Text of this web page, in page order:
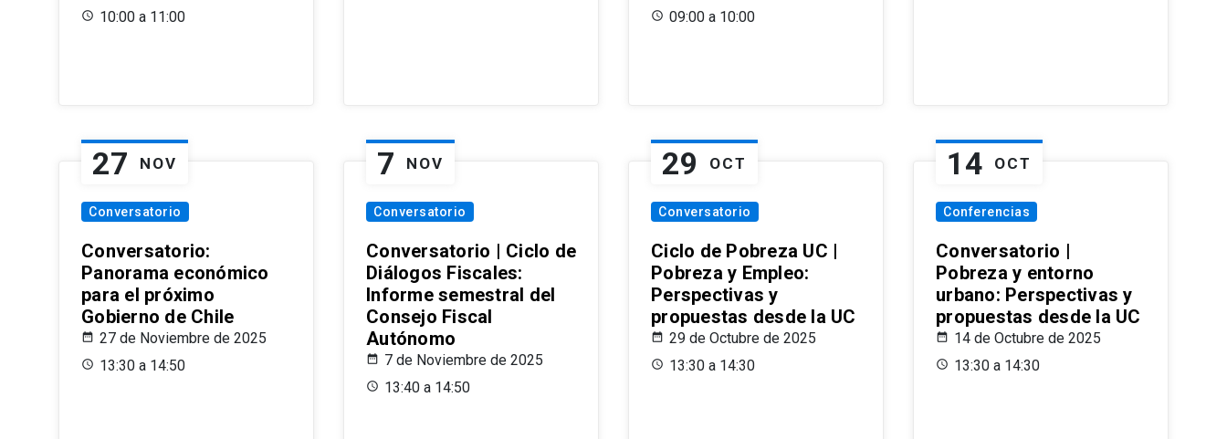
10:00 a 11:00
09:00 a 10:00
27 NOV
Conversatorio
Conversatorio:
Panorama económico
para el próximo
Gobierno de Chile
27 de Noviembre de 2025
13:30 a 14:50
7 NOV
Conversatorio
Conversatorio | Ciclo de
Diálogos Fiscales:
Informe semestral del
Consejo Fiscal
Autónomo
7 de Noviembre de 2025
13:40 a 14:50
29 OCT
Conversatorio
Ciclo de Pobreza UC |
Pobreza y Empleo:
Perspectivas y
propuestas desde la UC
29 de Octubre de 2025
13:30 a 14:30
14 OCT
Conferencias
Conversatorio |
Pobreza y entorno
urbano: Perspectivas y
propuestas desde la UC
14 de Octubre de 2025
13:30 a 14:30